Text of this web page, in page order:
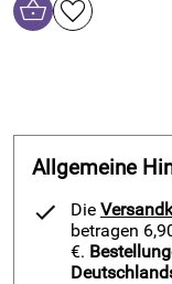
Allgemeine
Die
betragen
€.